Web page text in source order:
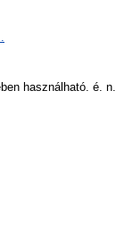
használható. é. n.